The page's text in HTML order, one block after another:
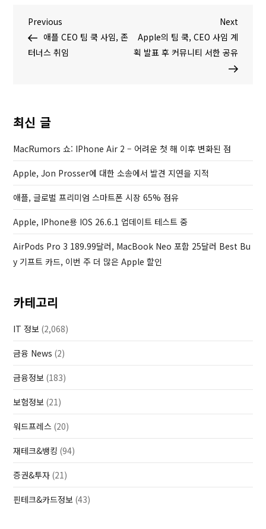
글
탐
P
r
e
s
P
o
s
Previous
애플 CEO 팀 쿡 사임, 존
터너스 취임
N
e
x
t
Next
Apple의 팀 쿡, CEO 사임 계
획 발표 후 커뮤니티 서한 공유
최신 글
MacRumors 쇼: IPhone Air 2 – 어려운 첫 해 이후 변화된 점
Apple, Jon Prosser에 대한 소송에서 발견 지연을 지적
애플, 글로벌 프리미엄 스마트폰 시장 65% 점유
Apple, IPhone용 IOS 26.6.1 업데이트 테스트 중
AirPods Pro 3 189.99달러, MacBook Neo 포함 25달러 Best Bu
Y 기프트 카드, 이번 주 더 많은 Apple 할인
카테고리
IT 정보 (2,068)
금융 News (2)
금융정보 (183)
보험정보 (21)
워드프레스 (20)
재테크&뱅킹 (94)
증권&투자 (21)
핀테크&카드정보 (43)